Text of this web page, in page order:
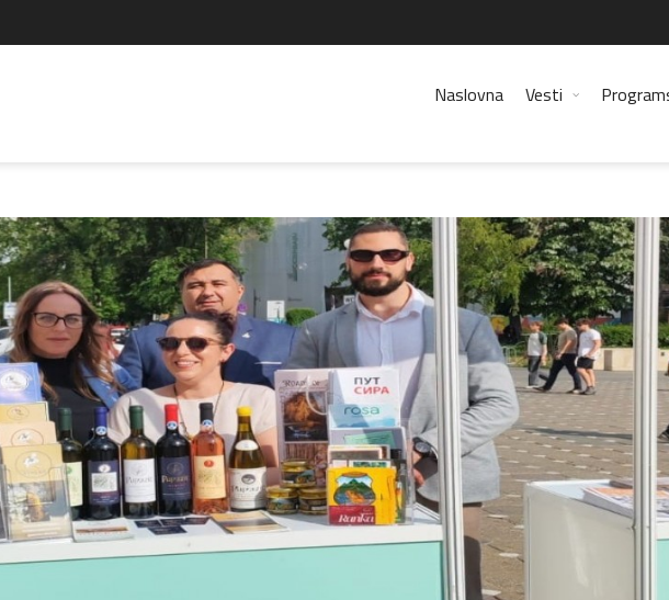
Naslovna Vesti